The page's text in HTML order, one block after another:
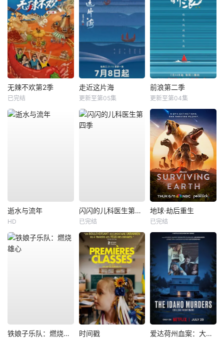
无辣不欢第2季
已完结
走近这片海
更新至第05集
前浪第二季
更新至第04集
逝水与流年
HD
闪闪的儿科医生第四季
已完结
地球·劫后重生
已完结
铁娘子乐队：燃烧雄心 时间戳 爱达荷州血案：大学梦魇